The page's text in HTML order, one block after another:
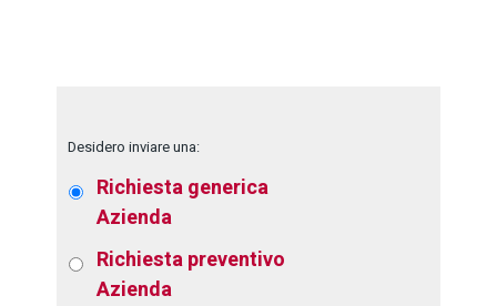
Desidero inviare una:
Richiesta generica
Azienda
Richiesta preventivo
Azienda